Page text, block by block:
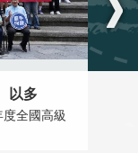
以多
全國高級